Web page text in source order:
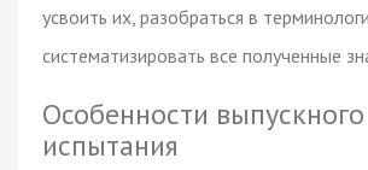
усвоить их, разобраться в
систематизировать все полученные
Особенности выпускного
испытания